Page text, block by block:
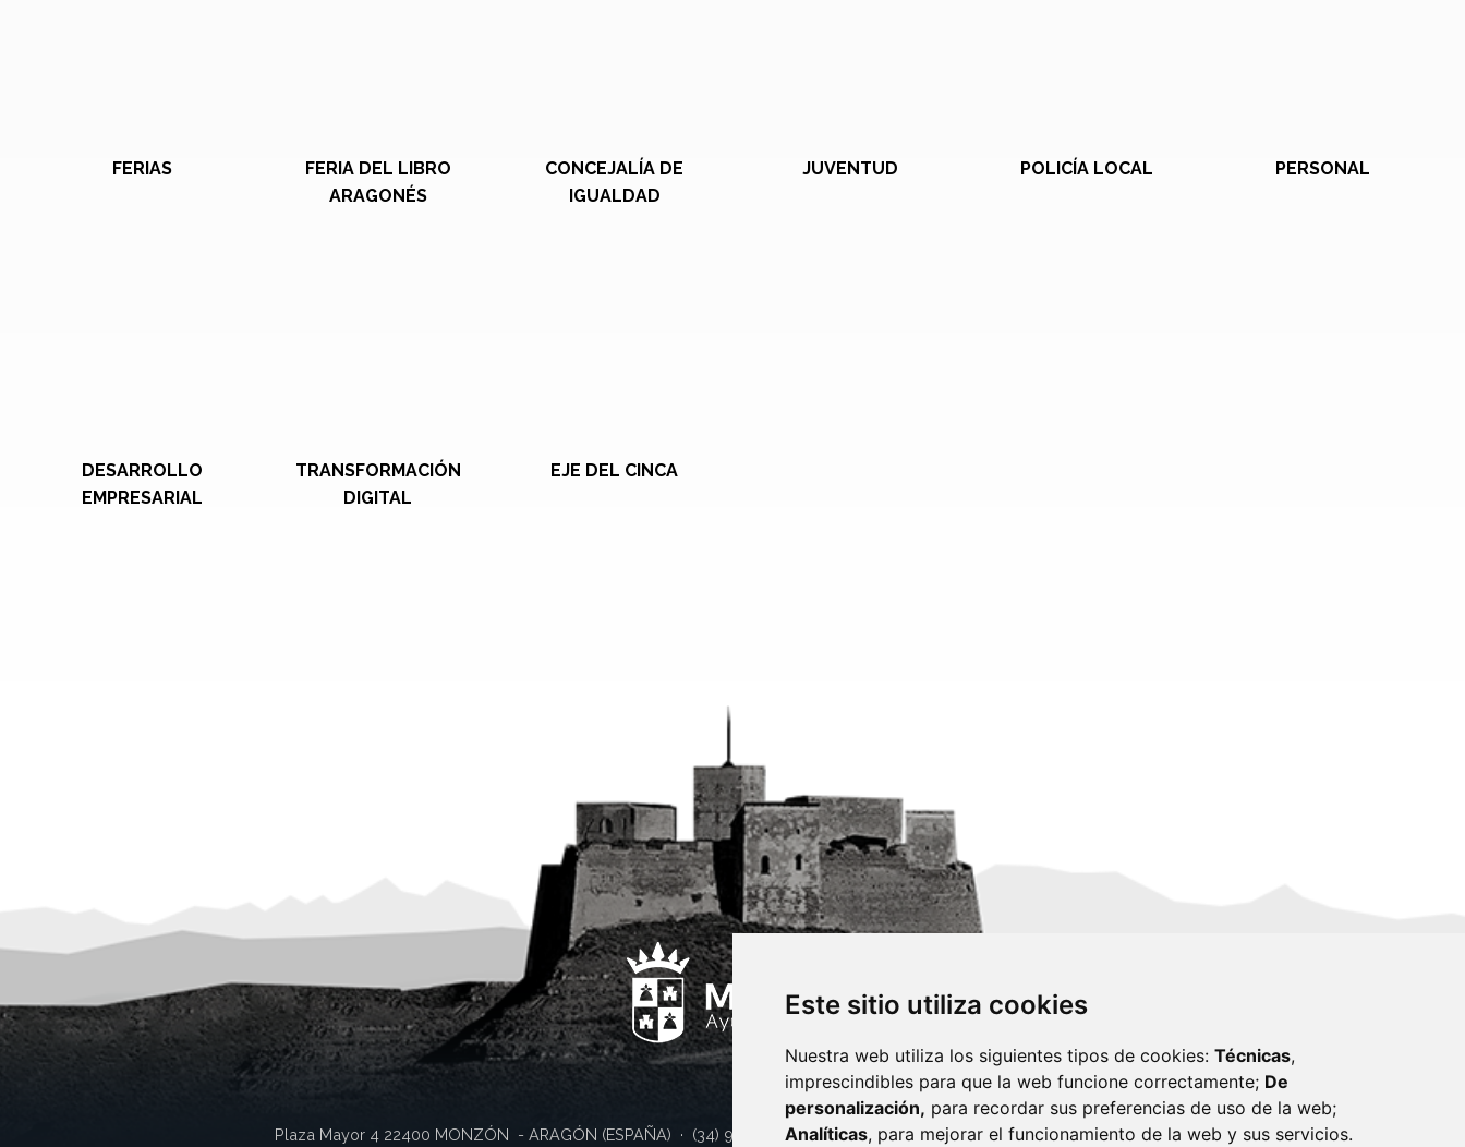
Este sitio utiliza cookies
Nuestra web utiliza los siguientes tipos de cookies: Técnicas,
imprescindibles para que la web funcione correctamente; De
personalización, para recordar sus preferencias de uso de la web;
Analíticas, para mejorar el funcionamiento de la web y sus servicios.
FERIAS
FERIA DEL LIBRO
ARAGONÉS
CONCEJALÍA DE
IGUALDAD
JUVENTUD POLICÍA LOCAL PERSONAL
DESARROLLO
EMPRESARIAL
TRANSFORMACIÓN
DIGITAL
EJE DEL CINCA
Plaza Mayor 4 22400 MONZÓN - ARAGÓN (ESPAÑA) · (34) 974 400 700 ·sac@monzon.es monzon.es